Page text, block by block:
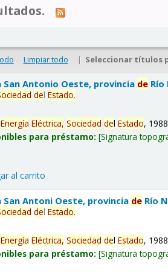
Limpiar todo | Seleccionar títulos
Antonio Oeste, provincia de Río
delEstado.
Energía Eléctrica, Sociedad delEstado, 1988
para préstamo: Signatura
al carrito
Antoni Oeste, provincia de Río
delEstado.
Energía Eléctrica, Sociedad delEstado, 1988
para préstamo: Signatura